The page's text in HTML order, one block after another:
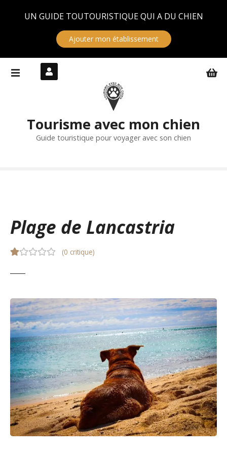
UN GUIDE TOUTOURISTIQUE QUI A DU CHIEN
Ajouter mon établissement
Tourisme avec mon chien
Guide touristique pour voyager avec son chien
Plage de Lancastria
(0 critique)